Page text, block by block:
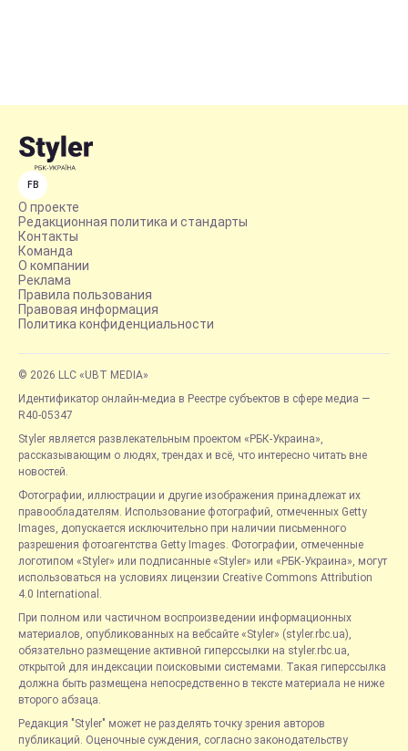
FB
О проекте
Редакционная политика и стандарты
Контакты
Команда
О компании
Реклама
Правила пользования
Правовая информация
Политика конфиденциальности
© 2026 LLC «UBT MEDIA»
Идентификатор онлайн-медиа в Реестре субъектов в сфере медиа —
R40-05347
Styler является развлекательным проектом «РБК-Украина»,
рассказывающим о людях, трендах и всё, что интересно читать вне
новостей.
Фотографии, иллюстрации и другие изображения принадлежат их
правообладателям. Использование фотографий, отмеченных Getty
Images, допускается исключительно при наличии письменного
разрешения фотоагентства Getty Images. Фотографии, отмеченные
логотипом «Styler» или подписанные «Styler» или «РБК-Украина», могут
использоваться на условиях лицензии Creative Commons Attribution
4.0 International.
При полном или частичном воспроизведении информационных
материалов, опубликованных на вебсайте «Styler» (styler.rbc.ua),
обязательно размещение активной гиперссылки на styler.rbc.ua,
открытой для индексации поисковыми системами. Такая гиперссылка
должна быть размещена непосредственно в тексте материала не ниже
второго абзаца.
Редакция "Styler" может не разделять точку зрения авторов
публикаций. Оценочные суждения, согласно законодательству